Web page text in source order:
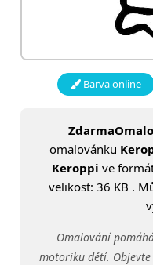
Barva online
omalovánku
Keroppi ve
velikost: 36 KB .
Omalování
motoriku dětí. Objevte